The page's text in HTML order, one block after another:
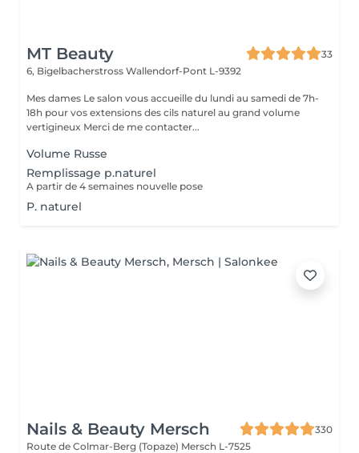
MT Beauty
33
6, Bigelbacherstross Wallendorf-Pont L-9392
Mes dames Le salon vous accueille du lundi au samedi de 7h-
18h pour vos extensions des cils naturel au grand volume
vertigineux Merci de me contacter...
Volume Russe
Remplissage p.naturel
A partir de 4 semaines nouvelle pose
P. naturel
Nails & Beauty Mersch
330
Route de Colmar-Berg (Topaze) Mersch L-7525